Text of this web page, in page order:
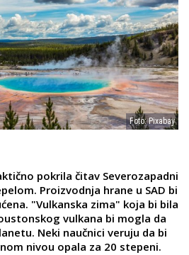
Foto: Pixabay
pokrila čitav Severozapadni
Proizvodnja hrane u SAD bi
"Vulkanska zima" koja bi bila
vulkana bi mogla da
Neki naučnici veruju da bi
nivou opala za 20 stepeni.